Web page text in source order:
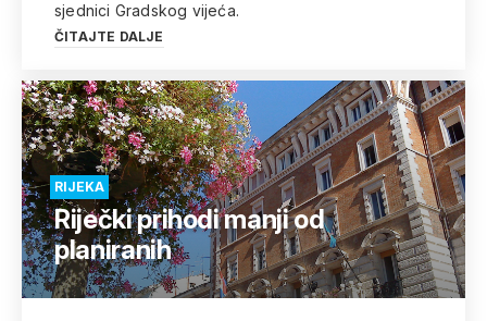
sjednici Gradskog vijeća.
ČITAJTE DALJE
RIJEKA
Riječki prihodi manji od
planiranih